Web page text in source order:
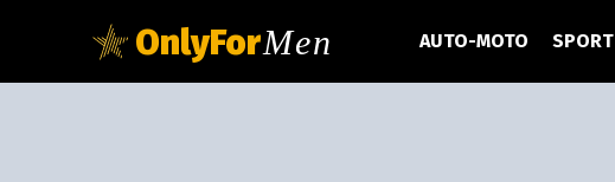
OnlyForMen AUTO-MOTO SPORT